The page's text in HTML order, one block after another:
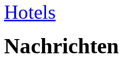
Nachrichten